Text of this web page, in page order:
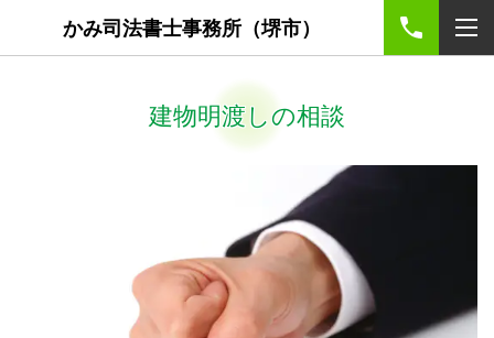
かみ司法書士事務所（堺市）
建物明渡しの相談